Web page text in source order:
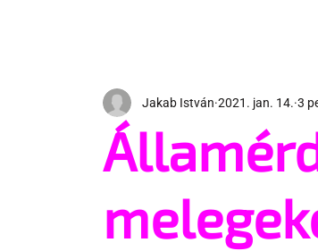
Jakab István 2021. jan. 14. 3